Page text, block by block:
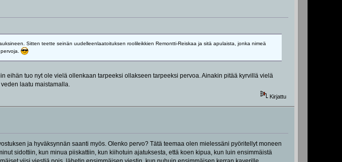
Sitten teette seinän uudelleenlaatoituksen roolileikkien Remontti-Reiskaa ja sitä apulaista, jonka nimeä
eihän tuo nyt ole vielä ollenkaan tarpeeksi ollakseen tarpeeksi pervoa. Ainakin pitää kyrvillä vielä
laatu maistamalla.
Kirjattu
ja hyväksynnän saanti myös. Olenko pervo? Tätä teemaa olen mielessäni pyöritellyt moneen
sidottiin, kun minua piiskattiin, kun kiihotuin ajatuksesta, että koen kipua, kun luin ensimmäistä